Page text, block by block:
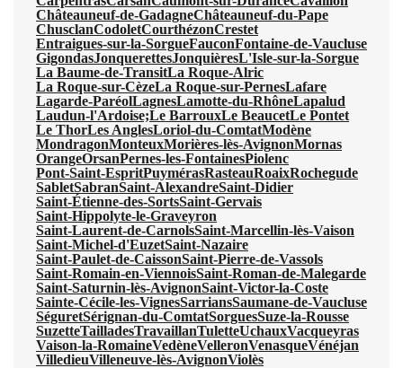
Châteauneuf-de-GadagneChâteauneuf-du-Pape
ChusclanCodoletCourthézonCrestet
Entraigues-sur-la-SorgueFauconFontaine-de-Vaucluse
GigondasJonquerettesJonquièresL'Isle-sur-la-Sorgue
La Baume-de-TransitLa Roque-Alric
La Roque-sur-CèzeLa Roque-sur-PernesLafare
Lagarde-ParéolLagnesLamotte-du-RhôneLapalud
Laudun-l'Ardoise;Le BarrouxLe BeaucetLe Pontet
Le ThorLes AnglesLoriol-du-ComtatModène
MondragonMonteuxMorières-lès-AvignonMornas
OrangeOrsanPernes-les-FontainesPiolenc
Pont-Saint-EspritPuymérasRasteauRoaixRochegude
SabletSabranSaint-AlexandreSaint-Didier
Saint-Étienne-des-SortsSaint-Gervais
Saint-Hippolyte-le-Graveyron
Saint-Laurent-de-CarnolsSaint-Marcellin-lès-Vaison
Saint-Michel-d'EuzetSaint-Nazaire
Saint-Paulet-de-CaissonSaint-Pierre-de-Vassols
Saint-Romain-en-ViennoisSaint-Roman-de-Malegarde
Saint-Saturnin-lès-AvignonSaint-Victor-la-Coste
Sainte-Cécile-les-VignesSarriansSaumane-de-Vaucluse
SéguretSérignan-du-ComtatSorguesSuze-la-Rousse
SuzetteTailladesTravaillanTuletteUchauxVacqueyras
Vaison-la-RomaineVedèneVelleronVenasqueVénéjan
VilledieuVilleneuve-lès-AvignonViolès